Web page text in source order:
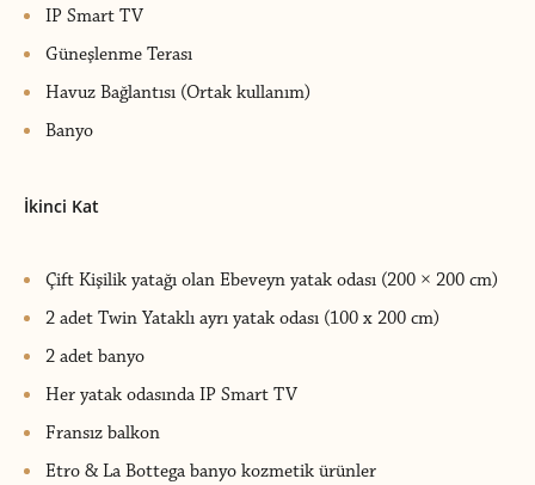
IP Smart TV
Güneşlenme Terası
Havuz Bağlantısı (Ortak kullanım)
Banyo
İkinci Kat
Çift Kişilik yatağı olan Ebeveyn yatak odası (200 × 200 cm)
2 adet Twin Yataklı ayrı yatak odası (100 x 200 cm)
2 adet banyo
Her yatak odasında IP Smart TV
Fransız balkon
Etro & La Bottega banyo kozmetik ürünler